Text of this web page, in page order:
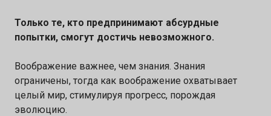
Только те, кто предпринимают абсурдные
попытки, смогут достичь невозможного.
Воображение важнее, чем знания. Знания
ограничены, тогда как воображение охватывает
целый мир, стимулируя прогресс, порождая
эволюцию.